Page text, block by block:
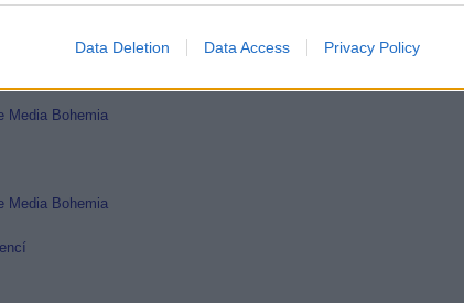
Data Deletion Data Access Privacy Policy
na HBO Max
Media Bohemia
Media Bohemia